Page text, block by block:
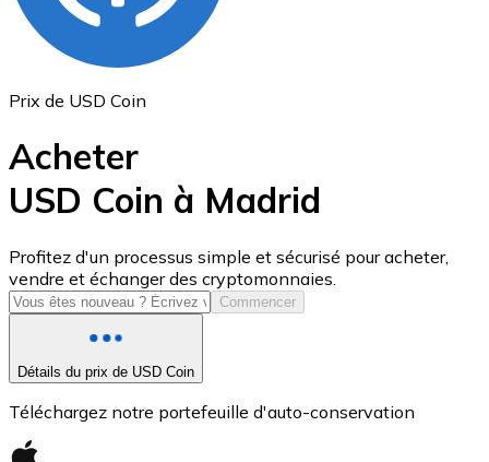
USD Coin
USDC
Prix de USD Coin
Acheter
USD Coin à Madrid
Profitez d'un processus simple et sécurisé pour acheter,
vendre et échanger des cryptomonnaies.
Commencer
Détails du prix de USD Coin
Téléchargez notre portefeuille d'auto-conservation